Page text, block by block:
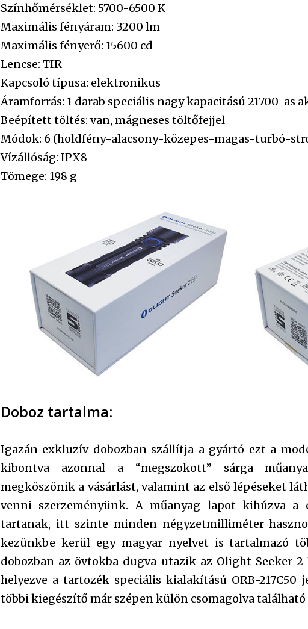
Színhőmérséklet: 5700-6500 K
Maximális fényáram: 3200 lm
Maximális fényerő: 15600 cd
Lencse: TIR
Kapcsoló típusa: elektronikus
Áramforrás: 1 darab speciális nagy kapacitású 21700-as
Beépített töltés: van, mágneses töltőfejjel
Módok: 6 (holdfény-alacsony-közepes-magas-turbó-
Vízállóság: IPX8
Tömege: 198 g
Doboz tartalma:
Igazán exkluzív dobozban szállítja a gyártó ezt a
kibontva azonnal a “megszokott” sárga
megköszönik a vásárlást, valamint az első lépéseket
venni szerzeményünk. A műanyag lapot kihúzva a
tartanak, itt szinte minden négyzetmilliméter
kezünkbe kerül egy magyar nyelvet is tartalmazó
dobozban az övtokba dugva utazik az Olight Seeker
helyezve a tartozék speciális kialakítású ORB-217C50
többi kiegészítő már szépen külön csomagolva